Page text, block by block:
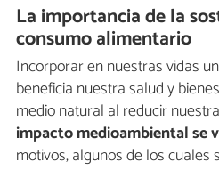
La importancia de la
consumo alimentario
Incorporar en nuestras vidas
beneficia nuestra salud y
medio natural al reducir nuestra
impacto medioambiental se
motivos, algunos de los cuales